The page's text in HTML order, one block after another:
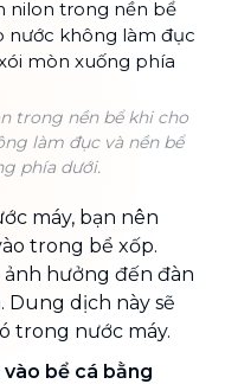
trong nền bể khi cho
làm đục và nền bể
phía dưới.
máy, bạn nên
trong bể xốp.
hưởng đến đàn
Dung dịch này sẽ
trong nước máy.
bể cá bằng